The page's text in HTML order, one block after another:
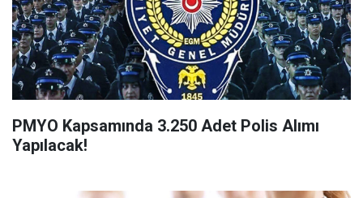
PMYO Kapsamında 3.250 Adet Polis Alımı
Yapılacak!